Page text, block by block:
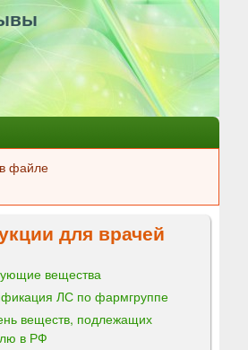
в файле
для врачей
вещества
ЛС по фармгруппе
веществ, подлежащих
в РФ